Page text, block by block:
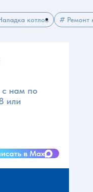
котлов # Ремонт
с нам по
или
в Max